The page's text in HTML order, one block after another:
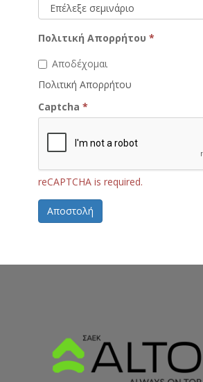
Πολιτική Απορρήτου *
Αποδέχομαι
Πολιτική Απορρήτου
Captcha *
reCAPTCHA is required.
Αποστολή